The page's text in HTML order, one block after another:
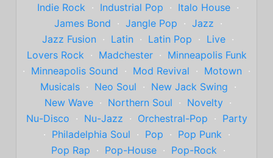
Indie Rock · Industrial Pop · Italo House ·
James Bond · Jangle Pop · Jazz ·
Jazz Fusion · Latin · Latin Pop · Live ·
Lovers Rock · Madchester· Minneapolis Funk
· Minneapolis Sound · Mod Revival · Motown ·
Musicals· Neo Soul · New Jack Swing ·
New Wave · Northern Soul · Novelty ·
Nu-Disco · Nu-Jazz · Orchestral-Pop · Party
· Philadelphia Soul · Pop · Pop Punk ·
Pop Rap · Pop-House· Pop-Rock ·